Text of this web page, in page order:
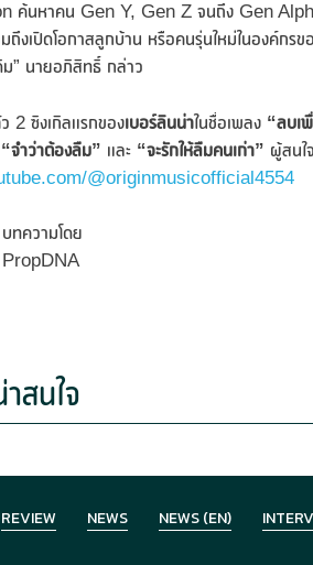
ค้นหาคน Gen Y, Gen Z จนถึง Gen
เปิดโอกาสลูกบ้าน หรือคนรุ่นใหม่ในองค์กรข
ม” นายอภิสิทธิ์ กล่าว
2 ซิงเกิลแรกของเบอร์ลินน่าในชื่อเพลง “ลบเ
“จำว่าต้องลืม” และ “จะรักให้ลืมคนเก่า” ผู้สนใ
@originmusicofficial4554
บทความโดย
PropDNA
สนใจ
REVIEW NEWS NEWS (EN)